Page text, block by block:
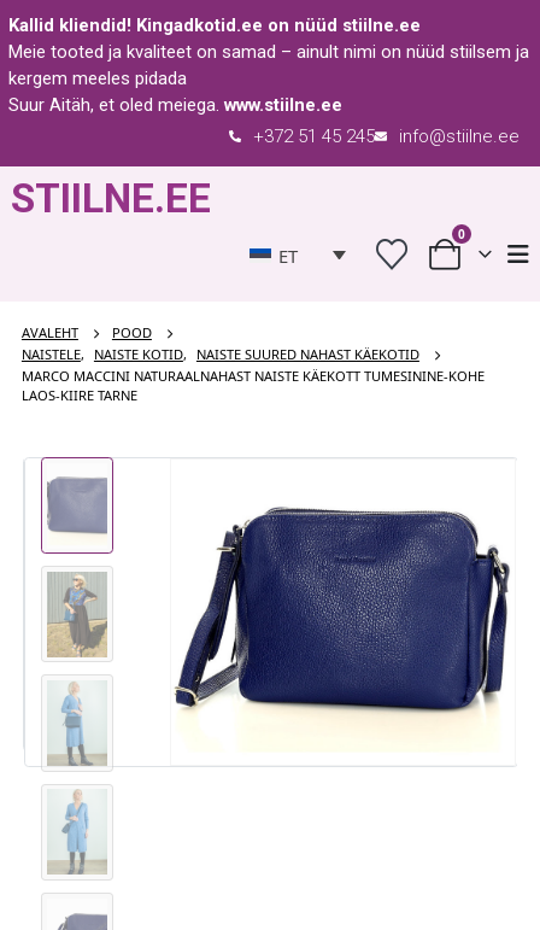
Kallid kliendid! Kingadkotid.ee on nüüd stiilne.ee
Meie tooted ja kvaliteet on samad – ainult nimi on nüüd stiilsem ja
kergem meeles pidada
Suur Aitäh, et oled meiega.www.stiilne.ee
info@stiilne.ee
+372 51 45 245
STIILNE.EE
ET
0
AVALEHT
POOD
NAISTELE, NAISTE KOTID,
NAISTE SUURED NAHAST KÄEKOTID
MARCO MACCINI NATURAALNAHAST NAISTE KÄEKOTT TUMESININE-KOHE
LAOS-KIIRE TARNE